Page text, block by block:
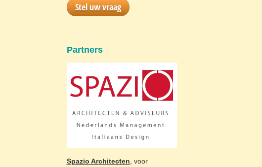
Stel uw vraag
Partners
Spazio Architecten, voor